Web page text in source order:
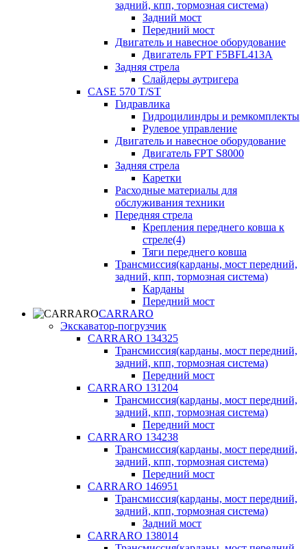
задний, кпп, тормозная система)
Задний мост
Передний мост
Двигатель и навесное оборудование
Двигатель FPT F5BFL413A
Задняя стрела
Слайдеры аутригера
CASE 570 T/ST
Гидравлика
Гидроцилиндры и ремкомплекты
Рулевое управление
Двигатель и навесное оборудование
Двигатель FPT S8000
Задняя стрела
Каретки
Расходные материалы для
обслуживания техники
Передняя стрела
Крепления переднего ковша к
стреле(4)
Тяги переднего ковша
Трансмиссия(карданы, мост передний,
задний, кпп, тормозная система)
Карданы
Передний мост
CARRARO
Экскаватор-погрузчик
CARRARO 134325
Трансмиссия(карданы, мост передний,
задний, кпп, тормозная система)
Передний мост
CARRARO 131204
Трансмиссия(карданы, мост передний,
задний, кпп, тормозная система)
Передний мост
CARRARO 134238
Трансмиссия(карданы, мост передний,
задний, кпп, тормозная система)
Передний мост
CARRARO 146951
Трансмиссия(карданы, мост передний,
задний, кпп, тормозная система)
Задний мост
CARRARO 138014